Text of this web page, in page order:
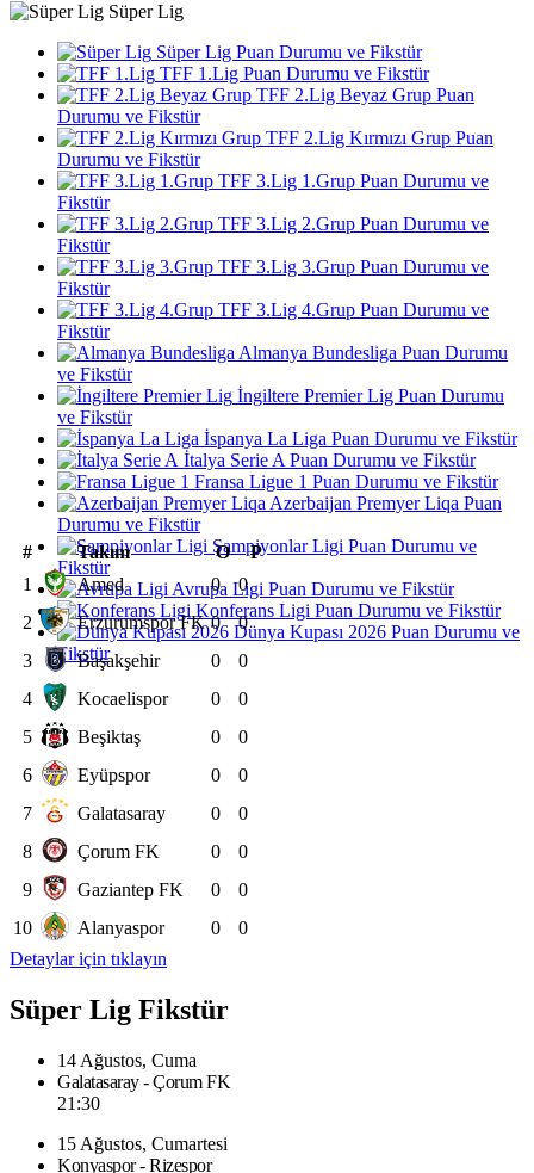
Süper Lig
Süper Lig Puan Durumu ve Fikstür
TFF 1.Lig Puan Durumu ve Fikstür
TFF 2.Lig Beyaz Grup Puan
Durumu ve Fikstür
TFF 2.Lig Kırmızı Grup Puan
Durumu ve Fikstür
TFF 3.Lig 1.Grup Puan Durumu ve
Fikstür
TFF 3.Lig 2.Grup Puan Durumu ve
Fikstür
TFF 3.Lig 3.Grup Puan Durumu ve
Fikstür
TFF 3.Lig 4.Grup Puan Durumu ve
Fikstür
Almanya Bundesliga Puan Durumu
ve Fikstür
İngiltere Premier Lig Puan Durumu
ve Fikstür
İspanya La Liga Puan Durumu ve Fikstür
İtalya Serie A Puan Durumu ve Fikstür
Fransa Ligue 1 Puan Durumu ve Fikstür
Azerbaijan Premyer Liqa Puan
Durumu ve Fikstür
Şampiyonlar Ligi Puan Durumu ve
Fikstür
Avrupa Ligi Puan Durumu ve Fikstür
Konferans Ligi Puan Durumu ve Fikstür
Dünya Kupası 2026 Puan Durumu ve
Fikstür
# Takım O
P
1
Amed 0
0
2
Erzurumspor FK 0
0
3
Başakşehir 0
0
4
Kocaelispor 0
0
5
Beşiktaş 0
0
6
Eyüpspor 0
0
7
Galatasaray 0
0
8
Çorum FK 0
0
9
Gaziantep FK 0
0
10
Alanyaspor 0
0
Detaylar için tıklayın
Süper Lig Fikstür
14 Ağustos, Cuma
Galatasaray - Çorum FK
21:30
15 Ağustos, Cumartesi
Konyaspor - Rizespor